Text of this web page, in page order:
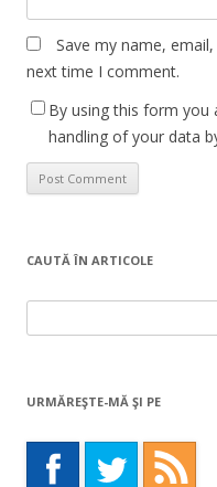
Save my name,
next time I comment.
By using this form you
handling of your data
CAUTĂ ÎN ARTICOLE
for:
URMĂREŞTE-MĂ ŞI PE